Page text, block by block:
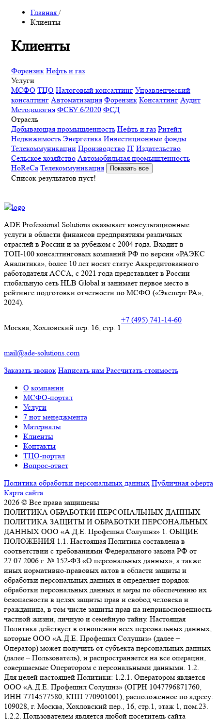
Главная /
Клиенты
Клиенты
Форензик Нефть и газ
Услуги
МСФО ТЦО Налоговый консалтинг Управленческий
консалтинг Автоматизация Форензик Консалтинг Аудит
Методология ФСБУ 6/2020 ФСД
Отрасль
Добывающая промышленность Нефть и газ Ритейл
Недвижимость Энергетика Инвестиционные фонды
Телекоммуникации Производство IT Издательство
Сельское хозяйство Автомобильная промышленность
HoReCa Телекоммуникация Показать все
Список результатов пуст!
ADE Professional Solutions оказывает консультационные
услуги в области финансов предприятиям различных
отраслей в России и за рубежом с 2004 года. Входит в
ТОП-100 консалтинговых компаний РФ по версии «РАЭКС
Аналитика», более 10 лет носит статус Аккредитованного
работодателя ACCA, с 2021 года представляет в России
глобальную сеть HLB Global и занимает первое место в
рейтинге подготовки отчетности по МСФО («Эксперт РА»,
2024).
Москва, Хохловский пер. 16, стр. 1
+7 (495) 741-14-60
mail@ade-solutions.com
Заказать звонок Написать нам Рассчитать стоимость
О компании
МСФО-портал
Услуги
7 нот менеджмента
Материалы
Клиенты
Контакты
ТЦО-портал
Вопрос-ответ
Политика обработки персональных данных Публичная оферта
Карта сайта
2026 © Все права защищены
ПОЛИТИКА ОБРАБОТКИ ПЕРСОНАЛЬНЫХ ДАННЫХ
ПОЛИТИКА ЗАЩИТЫ И ОБРАБОТКИ ПЕРСОНАЛЬНЫХ
ДАННЫХ ООО «А.Д.Е. Профешнл Солушнз» 1. ОБЩИЕ
ПОЛОЖЕНИЯ 1.1. Настоящая Политика составлена в
соответствии с требованиями Федерального закона РФ от
27.07.2006 г. № 152-ФЗ «О персональных данных», а также
иных нормативно-правовых актов в области защиты и
обработки персональных данных и определяет порядок
обработки персональных данных и меры по обеспечению их
безопасности в целях защиты прав и свобод человека и
гражданина, в том числе защиты прав на неприкосновенность
частной жизни, личную и семейную тайну. Настоящая
Политика действует в отношении всех персональных данных,
которые ООО «А.Д.Е. Профешнл Солушнз» (далее –
Оператор) может получить от субъекта персональных данных
(далее – Пользователь), и распространяется на все операции,
совершаемые Оператором с персональными данными. 1.2.
Для целей настоящей Политики: 1.2.1. Оператором является
ООО «А.Д.Е. Профешнл Солушнз» (ОГРН 1047796871760,
ИНН 7714577580, КПП 770901001), расположенное по адресу:
109028, г. Москва, Хохловский пер., 16, стр.1, этаж 1, пом.23.
1.2.2. Пользователем является любой посетитель сайта